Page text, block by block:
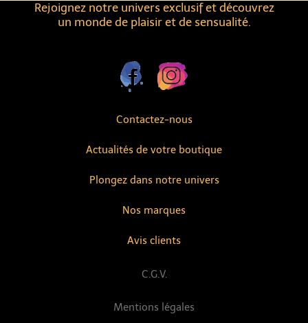
Contactez-nous
Actualités de votre boutique
Avis clients
Nos marques
Rejoignez notre univers exclusif et découvrez
un monde de plaisir et de sensualité.
Plongez dans notre univers
Mentions légales
C.G.V.